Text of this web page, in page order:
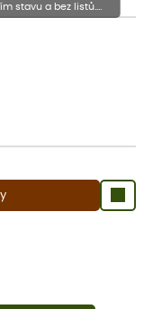
stavu a bez listů.
je uvedená výška,